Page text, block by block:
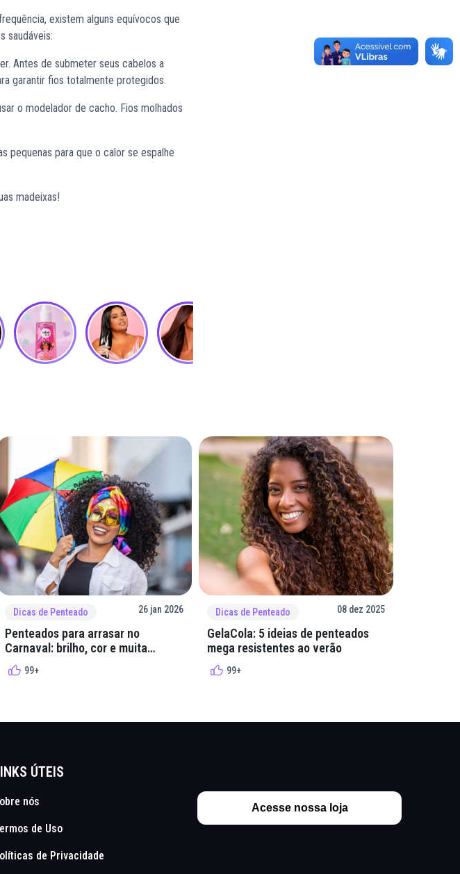
existem alguns equívocos que
saudáveis:
Antes de submeter seus cabelos a
garantir fios totalmente protegidos.
o modelador de cacho. Fios molhados
pequenas para que o calor se espalhe
madeixas!
Dicas de Penteado 26 jan 2026
Penteados para arrasar no
Carnaval: brilho, cor e muita
criatividade
99+
Dicas de Penteado 08 dez 2025
GelaCola: 5 ideias de penteados
mega resistentes ao verão
99+
ÚTEIS
nós
de Uso
de Privacidade
Acesse nossa loja